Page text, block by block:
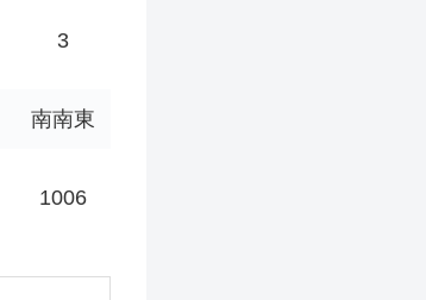
3
南南東
1006